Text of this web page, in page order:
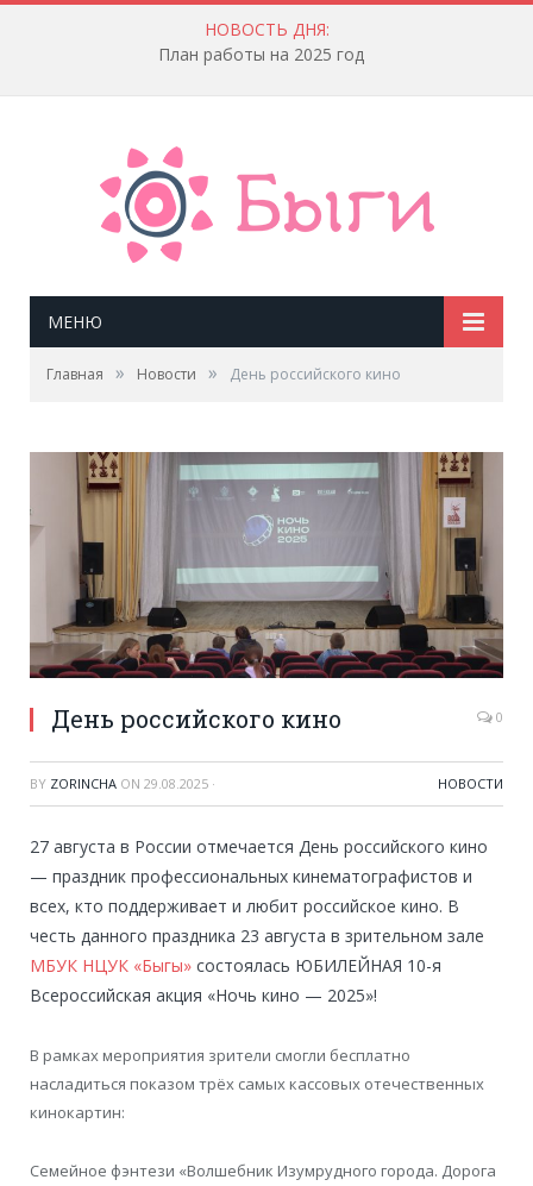
НОВОСТЬ ДНЯ:
План работы на 2025 год
МЕНЮ
Главная » Новости » День российского кино
День российского кино 0
BY ZORINCHA ON 29.08.2025 · НОВОСТИ
27 августа в России отмечается День российского кино
— праздник профессиональных кинематографистов и
всех, кто поддерживает и любит российское кино. В
честь данного праздника 23 августа в зрительном зале
МБУК НЦУК «Быгы» состоялась ЮБИЛЕЙНАЯ 10-я
Всероссийская акция «Ночь кино — 2025»!
В рамках мероприятия зрители смогли бесплатно
насладиться показом трёх самых кассовых отечественных
кинокартин:
Семейное фэнтези «Волшебник Изумрудного города. Дорога